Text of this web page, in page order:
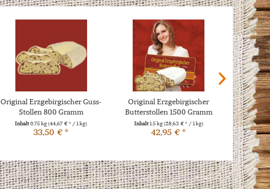
Original Erzgebirgischer Guss-
Stollen 800 Gramm
Inhalt0.75 kg(44,67 € * / 1 kg)
33,50 € *
Original Erzgebirgischer
Butterstollen 1500 Gramm
Inhalt1.5 kg(28,63 € * / 1 kg)
42,95 € *
Inhalt